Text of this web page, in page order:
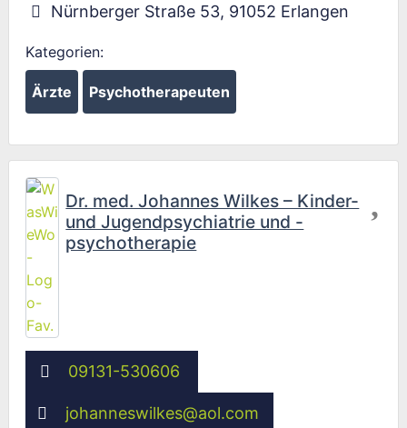
Nürnberger Straße 53, 91052 Erlangen
Kategorien:
Ärzte Psychotherapeuten
Dr. med. Johannes Wilkes – Kinder-
und Jugendpsychiatrie und -
psychotherapie
09131-530606
johanneswilkes@aol.com